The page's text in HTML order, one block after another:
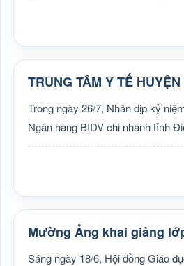
TRUNG TÂM Y TẾ
Trong ngày 26/7, Nhân dịp kỷ
Ngân hàng BIDV chi nhánh tỉnh
Mường Ảng khai giảng
Sáng ngày 18/6, Hội đồng Giáo